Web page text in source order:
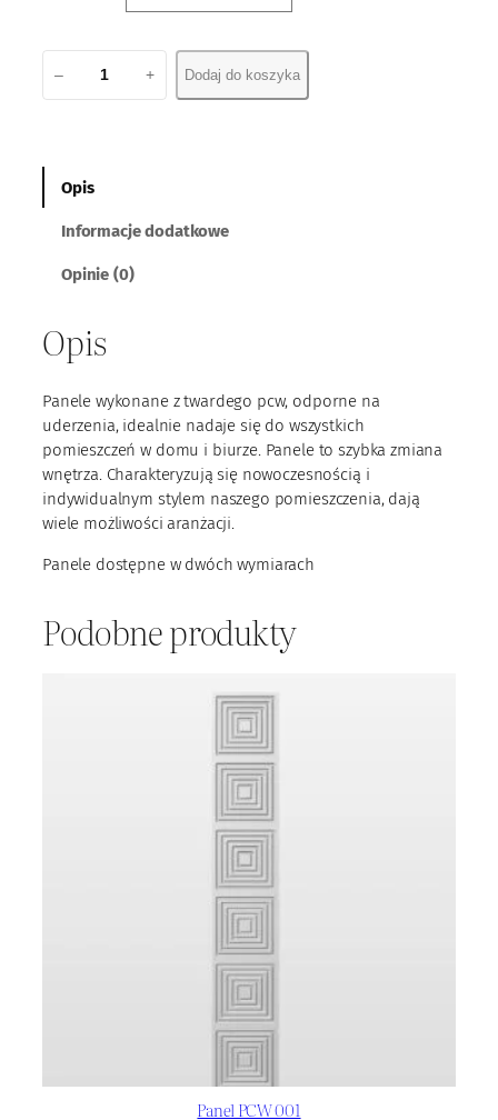
a
C
W
8
– + Dodaj do koszyka
Opis
Informacje dodatkowe
Opinie (0)
Opis
Panele wykonane z twardego pcw, odporne na
uderzenia, idealnie nadaje się do wszystkich
pomieszczeń w domu i biurze. Panele to szybka zmiana
wnętrza. Charakteryzują się nowoczesnością i
indywidualnym stylem naszego pomieszczenia, dają
wiele możliwości aranżacji.
Panele dostępne w dwóch wymiarach
Podobne produkty
Panel PCW 001